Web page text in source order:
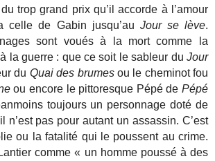
trop grand prix qu’il accorde à l’amour
celle de Gabin jusqu’au Jour se lève.
sont voués à la mort comme la
la guerre : que ce soit le sableur du Jour
du Quai des brumesou le cheminot fou
ou encore le pittoresque Pépé de Pépé
toujours un personnage doté de
n’est pas pour autant un assassin. C’est
ou la fatalité qui le poussent au crime.
comme « un homme poussé à des